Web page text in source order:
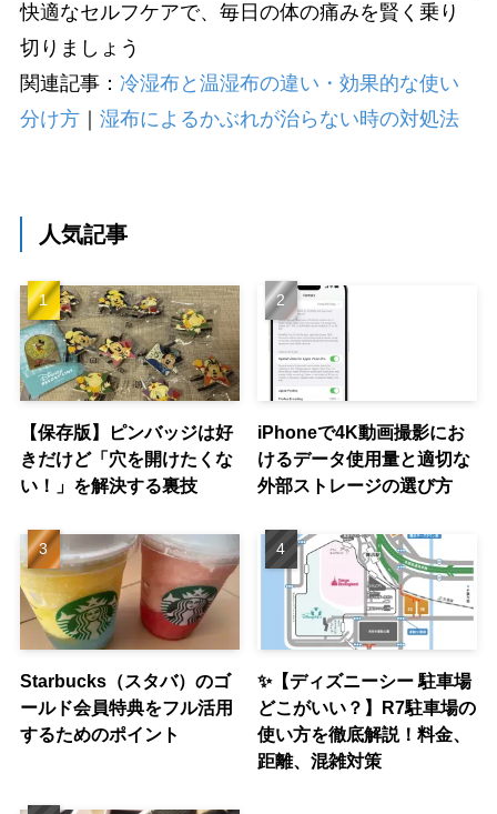
快適なセルフケアで、毎日の体の痛みを賢く乗り
切りましょう
関連記事： 冷湿布と温湿布の違い・効果的な使い
分け方｜ 湿布によるかぶれが治らない時の対処法
人気記事
【保存版】ピンバッジは好
きだけど「穴を開けたくな
い！」を解決する裏技
iPhoneで4K動画撮影にお
けるデータ使用量と適切な
外部ストレージの選び方
Starbucks（スタバ）のゴ
ールド会員特典をフル活用
するためのポイント
✨【ディズニーシー 駐車場
どこがいい？】R7駐車場の
使い方を徹底解説！料金、
距離、混雑対策